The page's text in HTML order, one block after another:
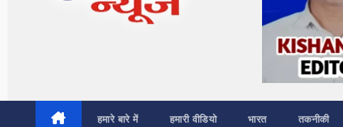
हमारे बारे में हमारी वीडियो भारत तकनीकी